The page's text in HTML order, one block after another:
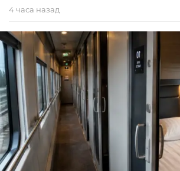
4 часа назад